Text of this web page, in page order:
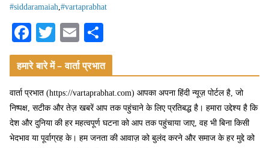
#siddaramaiah,#vartaprabhat
Fa
ce
bo
ok
T
wi
tte
r
E
m
ail
ha
re
हमारे बारे में – वार्ता प्रभात
वार्ता प्रभात (https://vartaprabhat.com) आपका अपना हिंदी न्यूज़ पोर्टल है, जो
निष्पक्ष, सटीक और तेज़ खबरें आप तक पहुंचाने के लिए प्रतिबद्ध है। हमारा उद्देश्य है कि
देश और दुनिया की हर महत्वपूर्ण घटना को आप तक पहुंचाया जाए, वह भी बिना किसी
भेदभाव या पूर्वाग्रह के। हम जनता की आवाज़ को बुलंद करने और समाज के हर मुद्दे को